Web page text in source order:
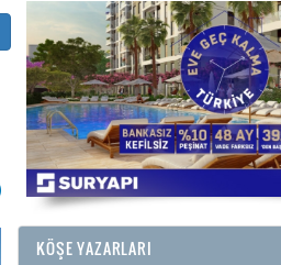
KÖŞE YAZARLARI